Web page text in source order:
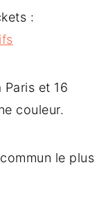
:
et 16
couleur.
le plus